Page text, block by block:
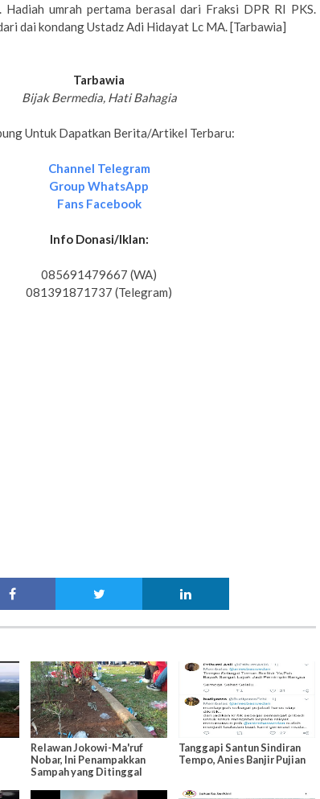
Hadiah umrah pertama berasal dari Fraksi DPR RI PKS.
dai kondang Ustadz Adi Hidayat Lc MA. [Tarbawia]
Tarbawia
Bijak Bermedia, Hati Bahagia
Untuk Dapatkan Berita/Artikel Terbaru:
Channel Telegram
Group WhatsApp
Fans Facebook
Info Donasi/Iklan:
085691479667 (WA)
081391871737 (Telegram)
Relawan Jokowi-Ma'ruf
Nobar, Ini Penampakkan
Sampah yang Ditinggal
Tanggapi Santun Sindiran
Tempo, Anies Banjir Pujian